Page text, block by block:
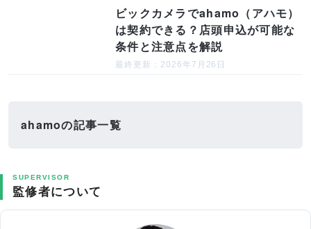
ビックカメラでahamo（アハモ）
は契約できる？店頭申込が可能な
条件と注意点を解説
最終更新：2026年7月26日
ahamoの記事一覧
SUPERVISOR
監修者について